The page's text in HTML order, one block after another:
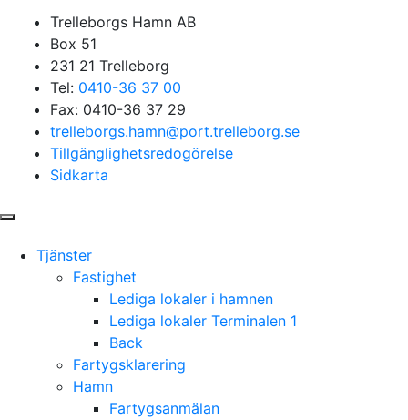
Trelleborgs Hamn AB
Box 51
231 21 Trelleborg
Tel: 0410-36 37 00
Fax: 0410-36 37 29
trelleborgs.hamn@port.trelleborg.se
Tillgänglighetsredogörelse
Sidkarta
Tjänster
Fastighet
Lediga lokaler i hamnen
Lediga lokaler Terminalen 1
Back
Fartygsklarering
Hamn
Fartygsanmälan